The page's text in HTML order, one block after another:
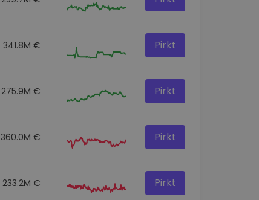
341.8M € Pirkt
275.9M € Pirkt
360.0M € Pirkt
233.2M € Pirkt